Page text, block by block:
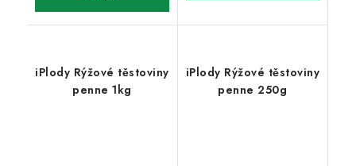
iPlody Rýžové těstoviny
penne 1kg
iPlody Rýžové těstoviny
penne 250g